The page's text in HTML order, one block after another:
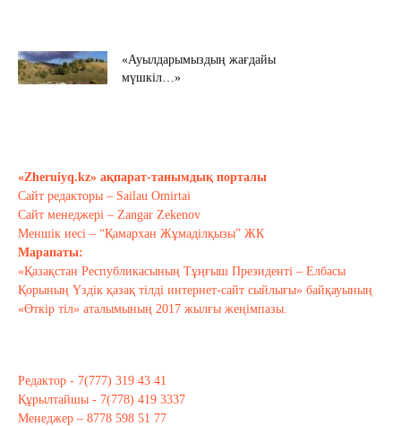
«Ауылдарымыздың жағдайы
мүшкіл…»
Тағы оқу
«Zheruiyq.kz» ақпарат-танымдық порталы
Сайт редакторы – Sailau Omirtai
Сайт менеджері – Zangar Zekenov
Меншік иесі – “Қамархан Жұмаділқызы” ЖК
Марапаты:
«Қазақстан Республикасының Тұңғыш Президенті – Елбасы
Қорының Үздік қазақ тілді интернет-сайт сыйлығы» байқауының
«Өткір тіл» аталымының 2017 жылғы жеңімпазы.
Редактор - 7(777) 319 43 41
Құрылтайшы - 7(778) 419 3337
Менеджер – 8778 598 51 77